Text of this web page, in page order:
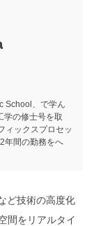
School、で学ん
学の修士号を取
ィックスプロセッ
年間の勤務をへ
ど技術の高度化
間をリアルタイ